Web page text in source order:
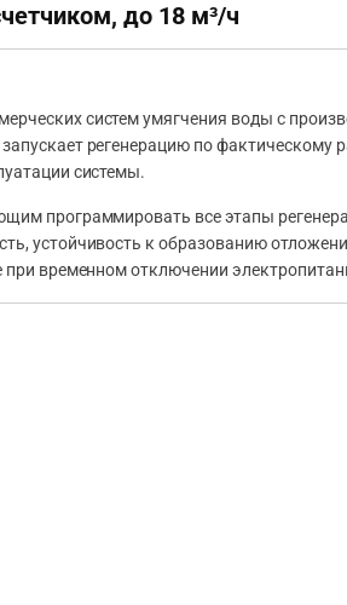
до 18 м³/ч
систем умягчения воды с
регенерацию по фактическому
системы.
программировать все этапы
устойчивость к образованию
временном отключении